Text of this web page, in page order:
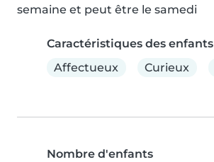
semaine et peut être le samedi
Caractéristiques des enfants
Affectueux
Curieux
Nombre d'enfants